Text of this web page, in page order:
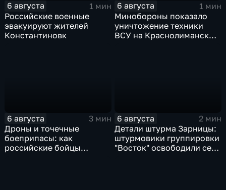
6 августа
1 мин
Российские военные
эвакуируют жителей
Константиновк
6 августа
1 мин
Минобороны показало
уничтожение техники
ВСУ на Краснолиманском
6 августа
3 мин
Дроны и точечные
боеприпасы: как
российские бойцы
6 августа
2 мин
Детали штурма Зарницы:
штурмовики группировки
"Восток" освободили село